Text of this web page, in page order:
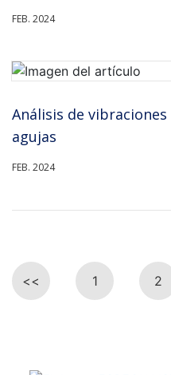
FEB. 2024
Análisis de
agujas
FEB. 2024
<< 1 2